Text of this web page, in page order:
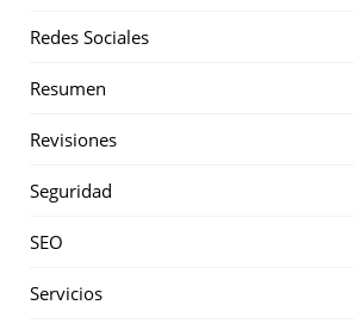
Redes Sociales
Resumen
Revisiones
Seguridad
SEO
Servicios